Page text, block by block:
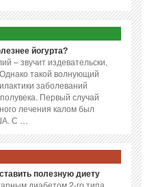
йогурта?
– звучит издевательски,
такой волнующий
заболеваний
Первый случай
лечения калом был
С …
полезную диету